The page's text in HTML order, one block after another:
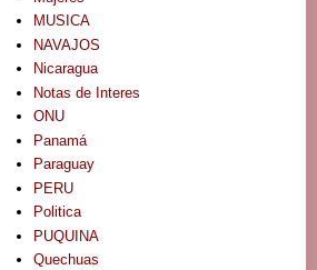
MUSICA
NAVAJOS
Nicaragua
Notas de Interes
ONU
Panamá
Paraguay
PERU
Politica
PUQUINA
Quechuas